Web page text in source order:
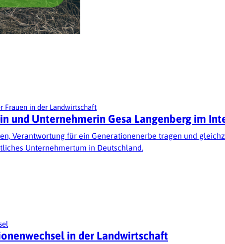
Frauen in der Landwirtschaft
und Unternehmerin Gesa Langenberg im
Verantwortung für ein Generationenerbe tragen und
Unternehmertum in Deutschland.
in der Landwirtschaft